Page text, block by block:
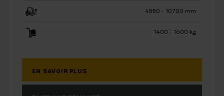
4550 - 10700 mm
1400 - 1600 kg
EN SAVOIR PLUS